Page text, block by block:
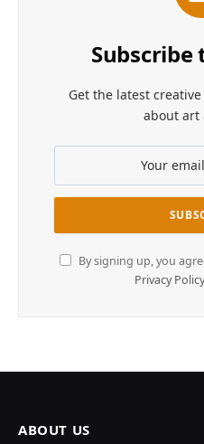
Subscribe
Get the latest
about art
By signing up, you
Privacy Policy
ABOUT US